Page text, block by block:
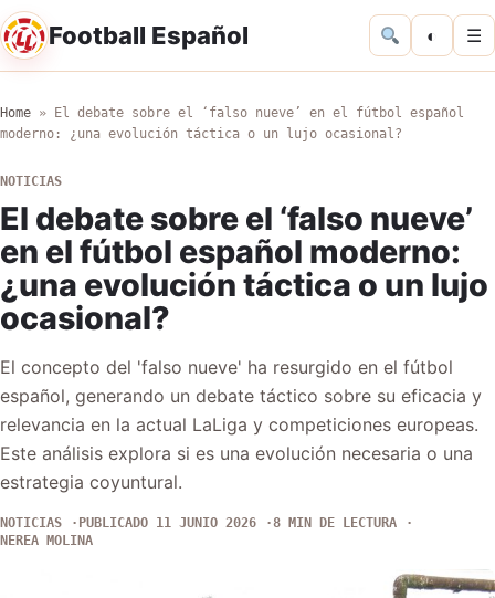
Football Español ◐ ☰
Home »
El debate sobre el ‘falso nueve’ en el fútbol español
moderno: ¿una evolución táctica o un lujo ocasional?
NOTICIAS
El debate sobre el ‘falso nueve’
en el fútbol español moderno:
¿una evolución táctica o un lujo
ocasional?
El concepto del 'falso nueve' ha resurgido en el fútbol
español, generando un debate táctico sobre su eficacia y
relevancia en la actual LaLiga y competiciones europeas.
Este análisis explora si es una evolución necesaria o una
estrategia coyuntural.
NOTICIAS PUBLICADO 11 JUNIO 2026
8 MIN DE LECTURA
NEREA MOLINA